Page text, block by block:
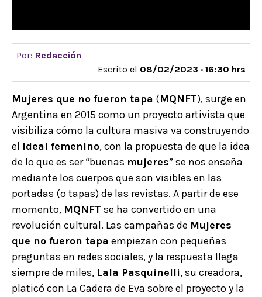
Por: Redacción
Escrito el 08/02/2023 · 16:30 hrs
Mujeres que no fueron tapa (MQNFT), surge en
Argentina en 2015 como un proyecto artivista que
visibiliza cómo la cultura masiva va construyendo
el ideal femenino, con la propuesta de que la idea
de lo que es ser “buenas mujeres” se nos enseña
mediante los cuerpos que son visibles en las
portadas (o tapas) de las revistas. A partir de ese
momento, MQNFT se ha convertido en una
revolución cultural. Las campañas de Mujeres
que no fueron tapa empiezan con pequeñas
preguntas en redes sociales, y la respuesta llega
siempre de miles, Lala Pasquinelli, su creadora,
platicó con La Cadera de Eva sobre el proyecto y la